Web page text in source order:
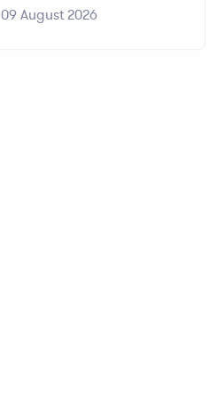
09 August 2026